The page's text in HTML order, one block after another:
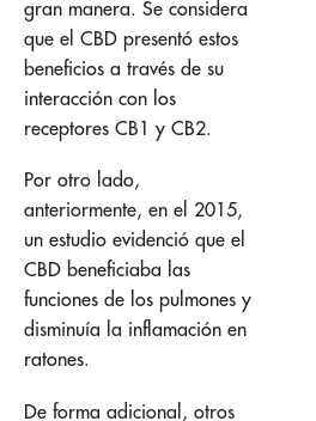
gran manera. Se considera
que el CBD presentó estos
beneficios a través de su
interacción con los
receptores CB1 y CB2.
Por otro lado,
anteriormente, en el 2015,
un estudio evidenció que el
CBD beneficiaba las
funciones de los pulmones y
disminuía la inflamación en
ratones.
De forma adicional, otros